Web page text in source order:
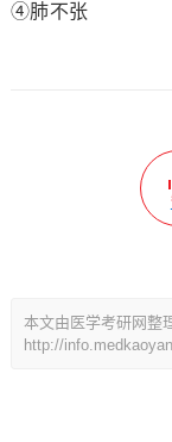
④肺不张
本文由医学考研网整
http://